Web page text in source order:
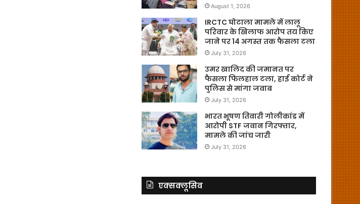
August 1, 2026
IRCTC घोटाला मामले में लालू
परिवार के खिलाफ आरोप तय किए
जाने पर 14 अगस्त तक फैसला टला
July 31, 2026
उमर खालिद की जमानत पर
फैसला फिलहाल टला, हाई कोर्ट ने
पुलिस से मांगा जवाब
July 31, 2026
भारत भूषण तिवारी गोलीकांड में
आरोपी STF जवान गिरफ्तार,
मामले की जांच जारी
July 31, 2026
एक्सक्लूसिव